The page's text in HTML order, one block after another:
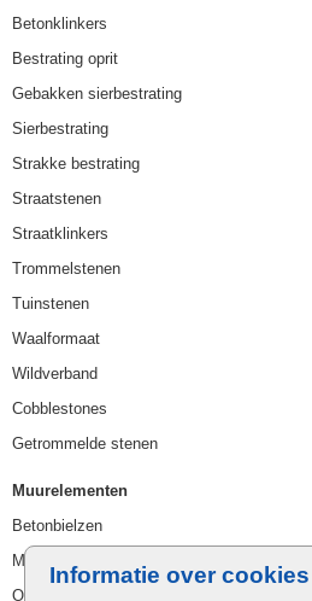
Informatie over cookies
Betonklinkers
Bestrating oprit
Gebakken sierbestrating
Sierbestrating
Strakke bestrating
Straatstenen
Straatklinkers
Trommelstenen
Tuinstenen
Waalformaat
Wildverband
Cobblestones
Getrommelde stenen
Muurelementen
Betonbielzen
Muurstenen
Opsluitbanden